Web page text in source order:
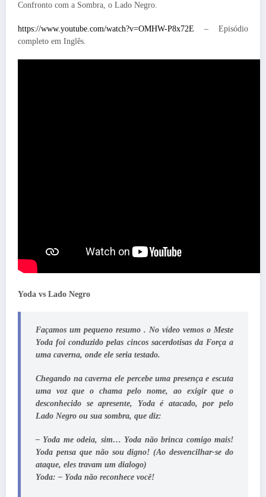
Confronto com a Sombra, o Lado Negro.
https://www.youtube.com/watch?v=OMHW-P8x72E – Episódio
completo em Inglês.
Yoda vs Lado Negro
Façamos um pequeno resumo . No vídeo vemos o Meste
Yoda foi conduzido pelas cincos sacerdotisas da Força a
uma caverna, onde ele seria testado.
Chegando na caverna ele percebe uma presença e escuta
uma voz que o chama pelo nome, ao exigir que o
desconhecido se apresente, Yoda é atacado, por pelo
Lado Negro ou sua sombra, que diz:
– Yoda me odeia, sim… Yoda não brinca comigo mais!
Yoda pensa que não sou digno! (Ao desvencilhar-se do
ataque, eles travam um dialogo)
Yoda: – Yoda não reconhece você!